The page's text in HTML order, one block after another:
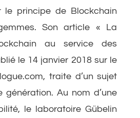
le principe de Blockchain
Son article « La
au service des
le 14 janvier 2018 sur le
traite d’un sujet
génération. Au nom d’une
le laboratoire Gübelin